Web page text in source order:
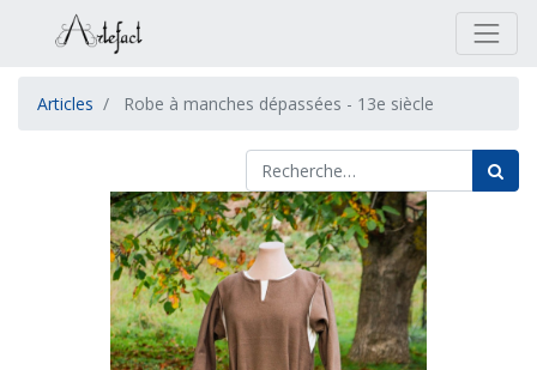
Articles Robe à manches dépassées - 13e siècle